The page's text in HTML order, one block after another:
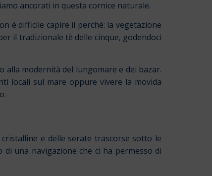
ancorati in questa cornice naturale.
è difficile capire il perché: la vegetazione
il tradizionale tè delle cinque, godendoci
alla modernità del lungomare e dei bazar.
locali sul mare oppure vivere la movida
e delle serate trascorse sotto le
una navigazione che ci ha permesso di